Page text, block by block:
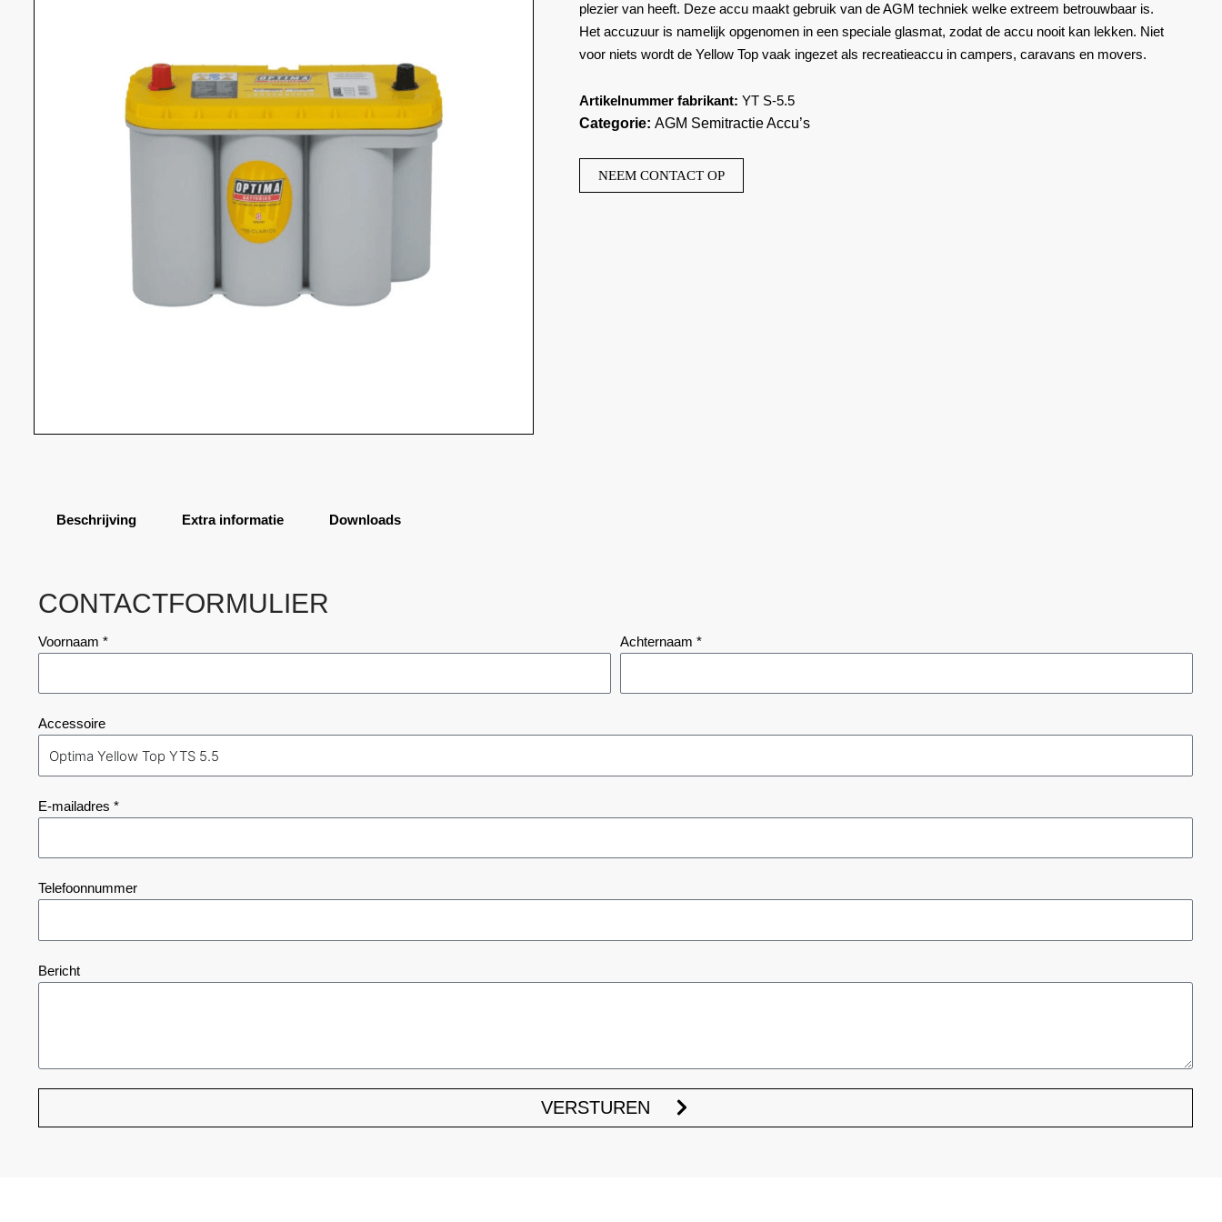
plezier van heeft. Deze accu maakt gebruik van de AGM techniek welke extreem betrouwbaar is.
Het accuzuur is namelijk opgenomen in een speciale glasmat, zodat de accu nooit kan lekken. Niet
voor niets wordt de Yellow Top vaak ingezet als recreatieaccu in campers, caravans en movers.
Artikelnummer fabrikant: YT S-5.5
Categorie: AGM Semitractie Accu’s
NEEM CONTACT OP
Beschrijving Extra informatie Downloads
CONTACTFORMULIER
Voornaam * Achternaam *
Accessoire
E-mailadres *
Telefoonnummer
Bericht
VERSTUREN